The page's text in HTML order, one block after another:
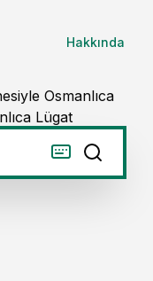
Hakkında
Osmanlıca
Lügat